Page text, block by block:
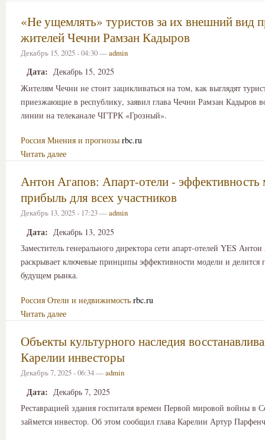
«Не ущемлять» туристов за их внешний вид
жителей Чечни Рамзан Кадыров
Декабрь 15, 2025 - 04:30 —admin
Дата: Декабрь 15, 2025
Жителям Чечни не стоит зацикливаться на том, как выглядят
приезжающие в республику, заявил глава Чечни Рамзан Кадыров
линии на телеканале ЧГТРК «Грозный».
Россия Мнения и прогнозы rbc.ru
Читать далее
Антон Агапов: Апарт-отели - эффективность
прибыль для всех участников
Декабрь 13, 2025 - 17:23 —admin
Дата: Декабрь 13, 2025
Заместитель генерального директора сети апарт-отелей YES
раскрывает ключевые принципы эффективности модели и делится
будущем рынка.
Россия Отели и недвижимость rbc.ru
Читать далее
Объекты культурного наследия
Карелии инвесторы
Декабрь 7, 2025 - 06:34 —admin
Дата: Декабрь 7, 2025
Реставрацией здания госпиталя времен Первой мировой войны в
займется инвестор. Об этом сообщил глава Карелии Артур